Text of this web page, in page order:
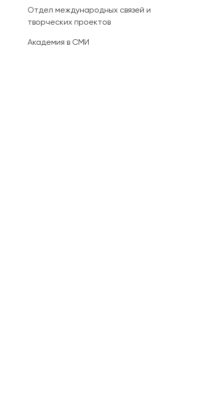
Отдел международных связей и
творческих проектов
Академия в СМИ